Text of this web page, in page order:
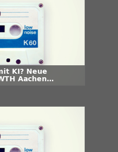
KI? Neue
Aachen